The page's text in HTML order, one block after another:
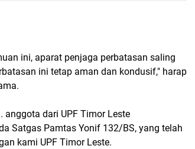
ini, aparat penjaga perbatasan saling
ini tetap aman dan kondusif," harap
anggota dari UPF Timor Leste
Satgas Pamtas Yonif 132/BS, yang telah
kami UPF Timor Leste.